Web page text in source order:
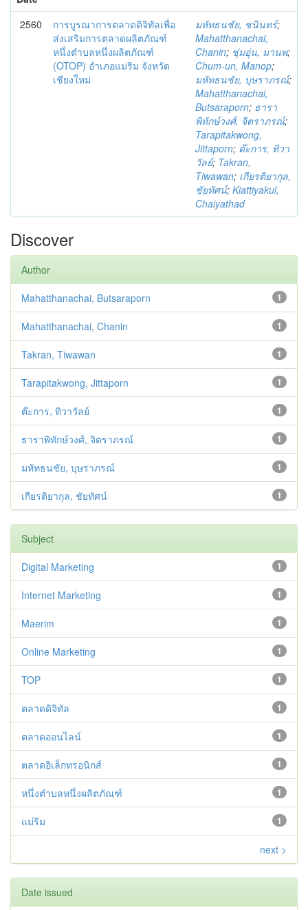
2560
การบูรณาการตลาดดิจิทัลเพื่อ
ส่งเสริมการตลาดผลิตภัณฑ์
หนึ่งตำบลหนึ่งผลิตภัณฑ์
(OTOP) อำเภอแม่ริม จังหวัด
เชียงใหม่
มหัทธนชัย, ชนินทร์;
Mahatthanachai,
Chanin; ชุ่มอุ่น, มานพ;
Chum-un, Manop;
มหัทธนชัย, บุษราภรณ์;
Mahatthanachai,
Butsaraporn; ธารา
พิทักษ์วงศ์, จิตราภรณ์;
Tarapitakwong,
Jittaporn; ต๊ะการ, ทิวา
วัลย์; Takran,
Tiwawan; เกียรติยากุล,
ชัยทัศน์; Kiattiyakul,
Chaiyathad
Discover
Author
1
Mahatthanachai, Butsaraporn
1
Mahatthanachai, Chanin
1
Takran, Tiwawan
1
Tarapitakwong, Jittaporn
1
ต๊ะการ, ทิวาวัลย์
1
ธาราพิทักษ์วงศ์, จิตราภรณ์
1
มหัทธนชัย, บุษราภรณ์
1
เกียรติยากุล, ชัยทัศน์
Subject
1
Digital Marketing
1
Internet Marketing
1
Maerim
1
Online Marketing
1
TOP
1
ตลาดดิจิทัล
1
ตลาดออนไลน์
1
ตลาดอิเล็กทรอนิกส์
1
หนึ่งตำบลหนึ่งผลิตภัณฑ์
1
แม่ริม
next >
Date issued